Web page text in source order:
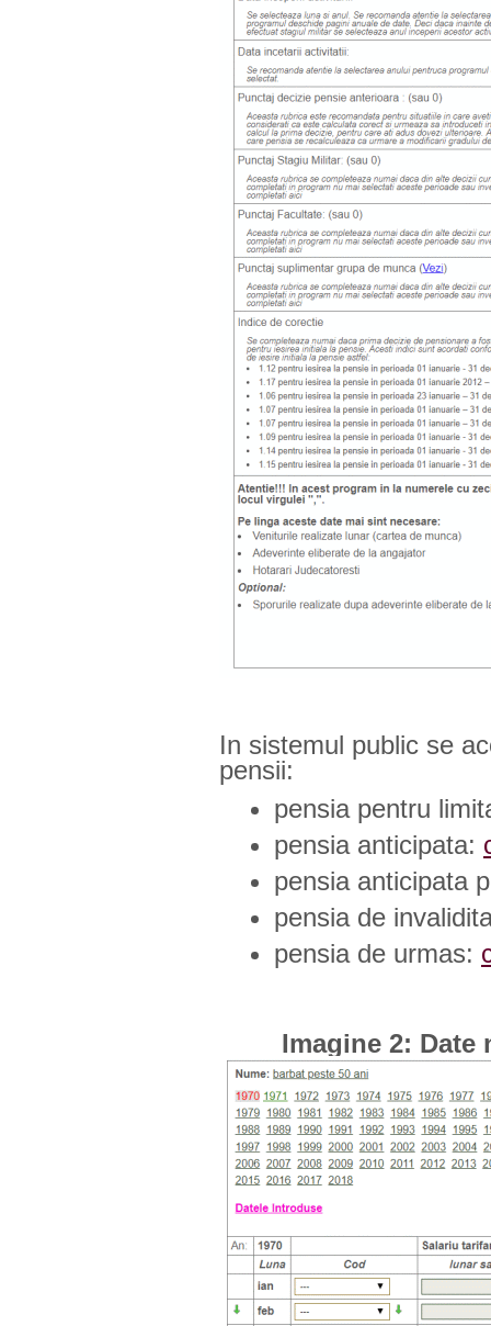
In sistemul public se
pensii:
pensia pentru
pensia anticipata:
pensia anticipata
pensia de
pensia de urmas:
Imagine 2: Date